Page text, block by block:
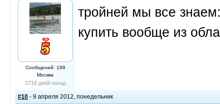
Сообщений: 199
Москва
2718 дней назад
тройней мы все
купить вообще из
#10 - 9 апреля 2012, понедельник